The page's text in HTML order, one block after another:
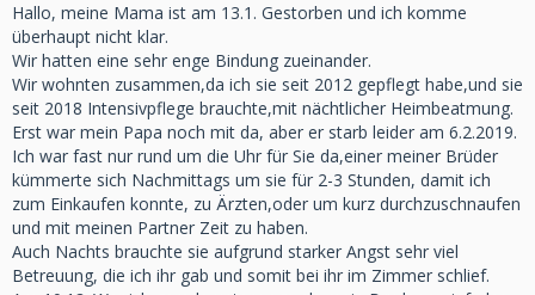
Hallo, meine Mama ist am 13.1. Gestorben und ich komme
überhaupt nicht klar.
Wir hatten eine sehr enge Bindung zueinander.
Wir wohnten zusammen,da ich sie seit 2012 gepflegt habe,und sie
seit 2018 Intensivpflege brauchte,mit nächtlicher Heimbeatmung.
Erst war mein Papa noch mit da, aber er starb leider am 6.2.2019.
Ich war fast nur rund um die Uhr für Sie da,einer meiner Brüder
kümmerte sich Nachmittags um sie für 2-3 Stunden, damit ich
zum Einkaufen konnte, zu Ärzten,oder um kurz durchzuschnaufen
und mit meinen Partner Zeit zu haben.
Auch Nachts brauchte sie aufgrund starker Angst sehr viel
Betreuung, die ich ihr gab und somit bei ihr im Zimmer schlief.